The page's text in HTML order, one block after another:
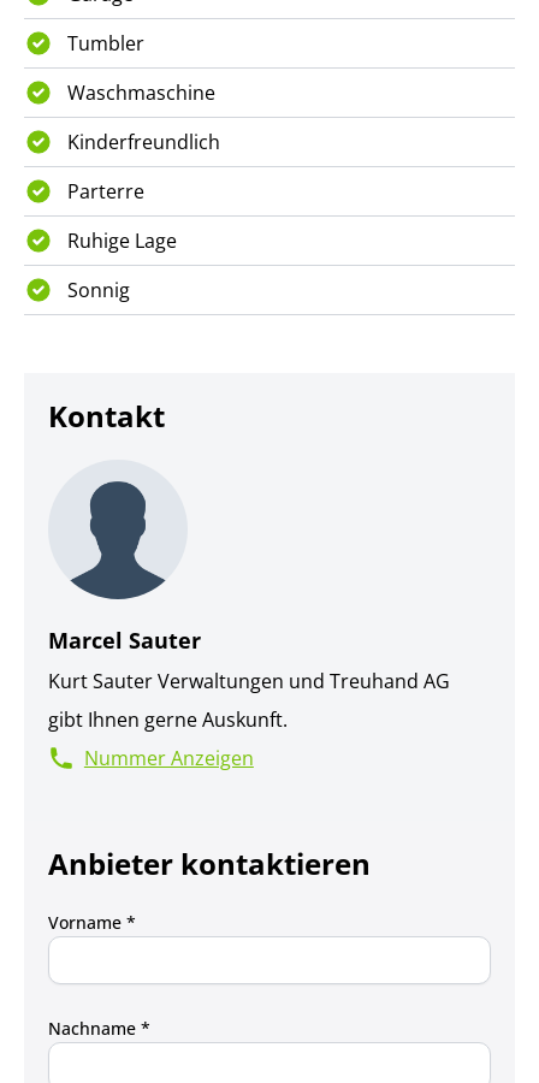
Tumbler
Waschmaschine
Kinderfreundlich
Parterre
Ruhige Lage
Sonnig
Kontakt
Marcel Sauter
Kurt Sauter Verwaltungen und Treuhand AG
gibt Ihnen gerne Auskunft.
Nummer Anzeigen
Anbieter kontaktieren
Vorname *
Nachname *